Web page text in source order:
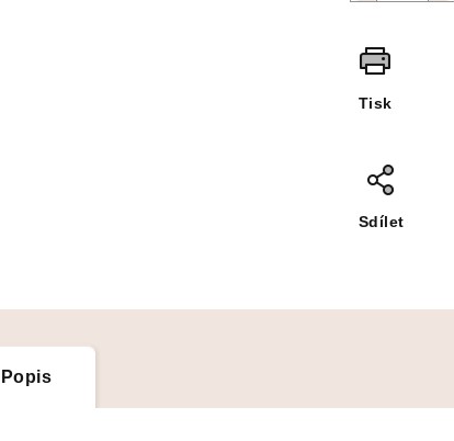
Tisk
Sdílet
Popis